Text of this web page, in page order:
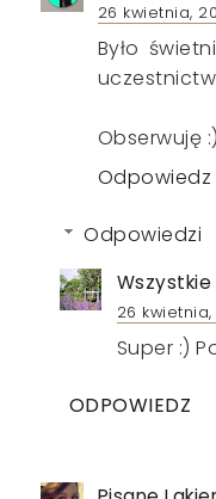
26 kwietnia,
Było
Obserwuję
Odpowiedz
Odpowiedzi
26 kwietnia,
Super :)
ODPOWIEDZ